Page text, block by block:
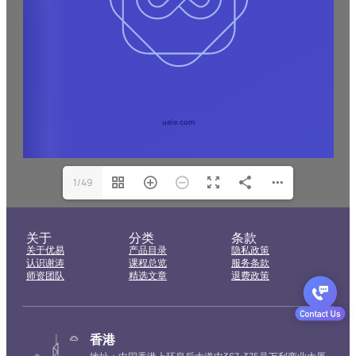
1/49
关于
关于优易
认识谢涛
师资团队
分类
产品目录
课程总览
精选文章
条款
隐私政策
服务条款
退费政策
香港